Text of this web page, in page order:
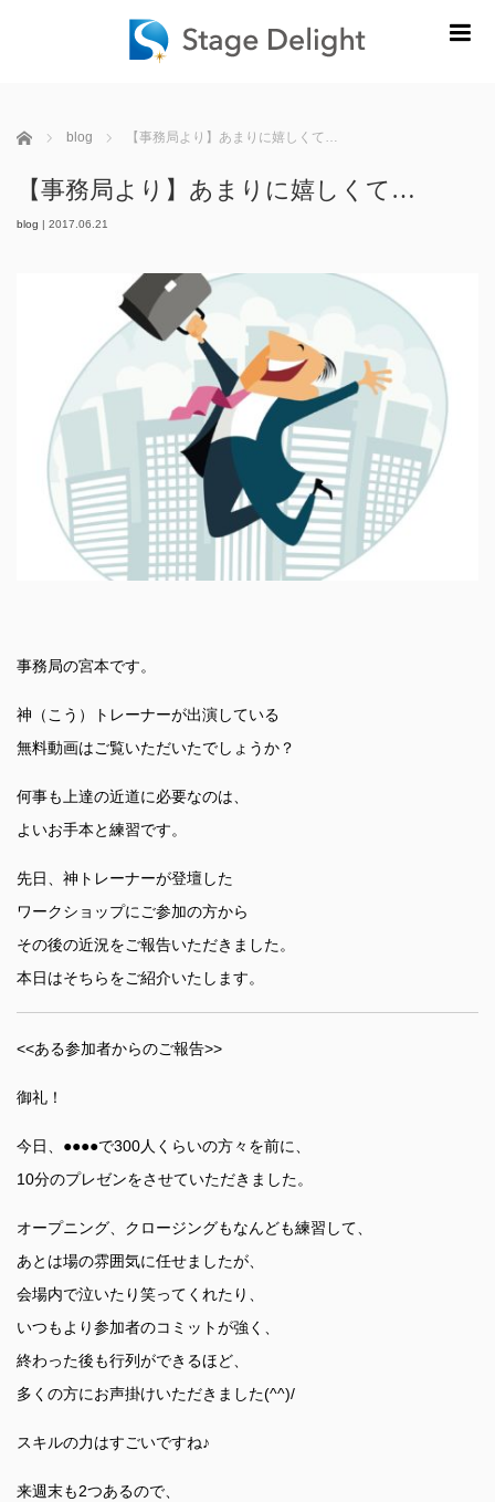
ホーム blog 【事務局より】あまりに嬉しくて…
【事務局より】あまりに嬉しくて…
blog | 2017.06.21
事務局の宮本です。
神（こう）トレーナーが出演している
無料動画はご覧いただいたでしょうか？
何事も上達の近道に必要なのは、
よいお手本と練習です。
先日、神トレーナーが登壇した
ワークショップにご参加の方から
その後の近況をご報告いただきました。
本日はそちらをご紹介いたします。
<<ある参加者からのご報告>>
御礼！
今日、●●●●で300人くらいの方々を前に、
10分のプレゼンをさせていただきました。
オープニング、クロージングもなんども練習して、
あとは場の雰囲気に任せましたが、
会場内で泣いたり笑ってくれたり、
いつもより参加者のコミットが強く、
終わった後も行列ができるほど、
多くの方にお声掛けいただきました(^^)/
スキルの力はすごいですね♪
来週末も2つあるので、